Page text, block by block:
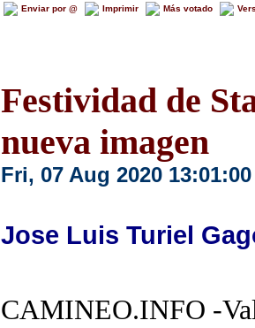
Enviar por @ Imprimir Más votado
Festividad de
nueva imagen
Fri, 07 Aug 2020 13:01:00
Jose Luis Turiel
CAMINEO.INFO -